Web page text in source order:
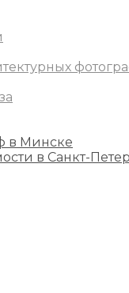
в Минске
в Санкт-